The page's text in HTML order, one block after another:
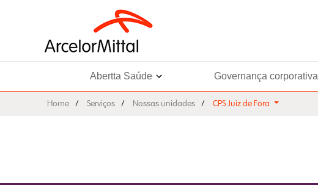
Abertta Saúde Governança corporativa
Home Serviços Nossas unidades CPS Juiz de Fora